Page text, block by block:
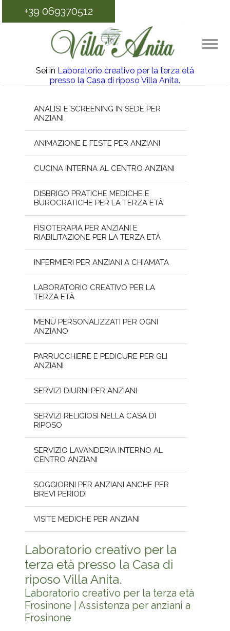
+39 069370512
Sei in Laboratorio creativo per la terza età
presso la Casa di riposo Villa Anita.
ANALISI E SCREENING IN SEDE PER
ANZIANI
ANIMAZIONE E FESTE PER ANZIANI
CUCINA INTERNA AL CENTRO ANZIANI
DISBRIGO PRATICHE MEDICHE E
BUROCRATICHE PER LA TERZA ETÀ
FISIOTERAPIA PER ANZIANI E
RIABILITAZIONE PER LA TERZA ETÀ
INFERMIERI PER ANZIANI A CHIAMATA
LABORATORIO CREATIVO PER LA
TERZA ETÀ
MENÙ PERSONALIZZATI PER OGNI
ANZIANO
PARRUCCHIERE E PEDICURE PER GLI
ANZIANI
SERVIZI DIURNI PER ANZIANI
SERVIZI RELIGIOSI NELLA CASA DI
RIPOSO
SERVIZIO LAVANDERIA INTERNO AL
CENTRO ANZIANI
SOGGIORNI PER ANZIANI ANCHE PER
BREVI PERIODI
VISITE MEDICHE PER ANZIANI
Laboratorio creativo per la
terza età presso la Casa di
riposo Villa Anita.
Laboratorio creativo per la terza età
Frosinone | Assistenza per anziani a
Frosinone